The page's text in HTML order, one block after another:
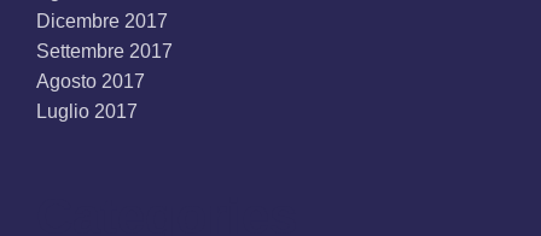
Dicembre 2017
Settembre 2017
Agosto 2017
Luglio 2017